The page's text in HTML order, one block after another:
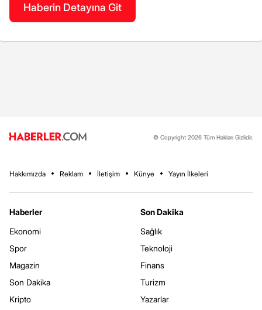
Haberin Detayına Git
© Copyright 2026 Tüm Hakları Gizlidir.
Hakkımızda Reklam İletişim Künye Yayın İlkeleri
Haberler
Ekonomi
Spor
Magazin
Son Dakika
Kripto
Son Dakika
Sağlık
Teknoloji
Finans
Turizm
Yazarlar